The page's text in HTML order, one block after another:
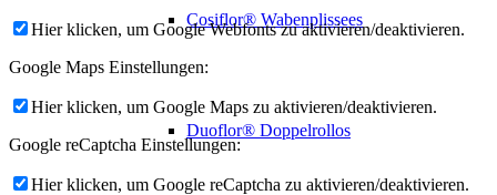
Cosiflor® Wabenplissees
Duoflor® Doppelrollos
Hier klicken, um Google Webfonts zu aktivieren/deaktivieren.
Google Maps Einstellungen:
Hier klicken, um Google Maps zu aktivieren/deaktivieren.
Google reCaptcha Einstellungen:
Hier klicken, um Google reCaptcha zu aktivieren/deaktivieren.